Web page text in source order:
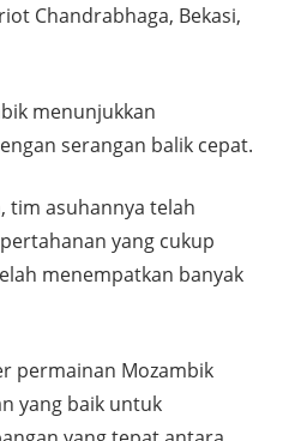
Chandrabhaga, Bekasi,
menunjukkan
serangan balik cepat.
tim asuhannya telah
yang cukup
menempatkan banyak
permainan Mozambik
yang baik untuk